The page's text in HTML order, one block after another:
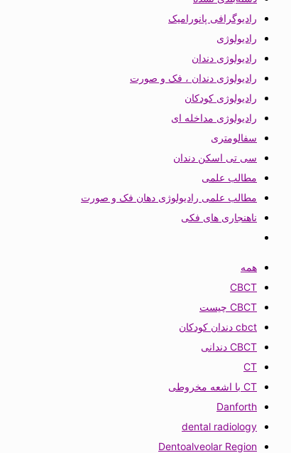
رادیوگرافی پانورامیک
رادیولوژی
رادیولوژی دندان
رادیولوژی دندان ، فک و صورت
رادیولوژی کودکان
رادیولوژی مداخله ای
سفالومتری
سی تی اسکن دندان
مطالب علمی
مطالب علمی رادیولوژی دهان فک و صورت
ناهنجاری های فکی
همه
CBCT
CBCT چیست
cbct دندان کودکان
CBCT دندانی
CT
CT با اشعه مخروطی
Danforth
dental radiology
Dentoalveolar Region